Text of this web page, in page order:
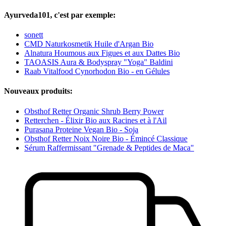
Ayurveda101, c'est par exemple:
sonett
CMD Naturkosmetik Huile d'Argan Bio
Alnatura Houmous aux Figues et aux Dattes Bio
TAOASIS Aura & Bodyspray "Yoga" Baldini
Raab Vitalfood Cynorhodon Bio - en Gélules
Nouveaux produits:
Obsthof Retter Organic Shrub Berry Power
Retterchen - Élixir Bio aux Racines et à l'Ail
Purasana Proteine Vegan Bio - Soja
Obsthof Retter Noix Noire Bio - Émincé Classique
Sérum Raffermissant "Grenade & Peptides de Maca"